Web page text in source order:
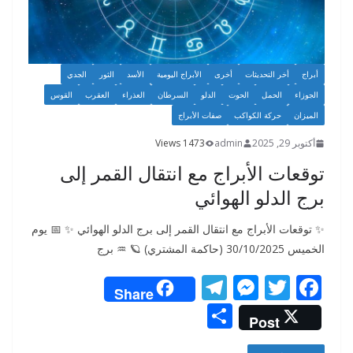
أبراج أخر التحديثات أخرى الأبراج اليومية الأسد الثور
الجدي
الجوزاء
الحمل الحوت الدلو السرطان العذراء العقرب
القوس
الميزان
حركة الكواكب صفات الأبراج
أكتوبر 29, 2025 admin
1473 Views
توقعات الأبراج مع انتقال القمر إلى
برج الدلو الهوائي
✨ توقعات الأبراج مع انتقال القمر إلى برج الدلو الهوائي ✨ 📅 يوم
الخميس 30/10/2025 (حاكمة المشتري) 🪐 ♒ برج
F
ac
e
T
w
itt
M
e
ss
T
el
Share
Post